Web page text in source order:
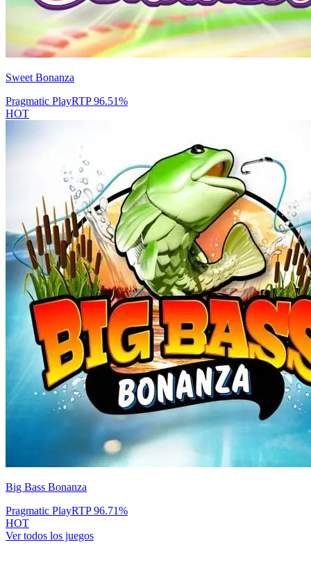
Sweet Bonanza
Pragmatic PlayRTP96.51%
HOT
Big Bass Bonanza
Pragmatic PlayRTP96.71%
HOT
Ver todos los juegos